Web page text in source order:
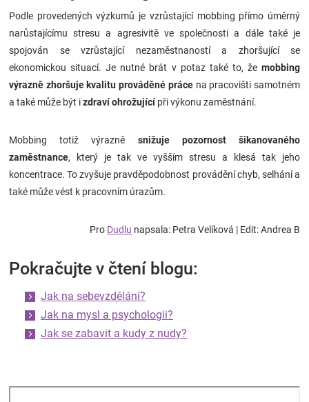
Podle provedených výzkumů je vzrůstající mobbing přímo úměrný
narůstajícímu stresu a agresivitě ve společnosti a dále také je
spojován se vzrůstající nezaměstnaností a zhoršující se
ekonomickou situací. Je nutné brát v potaz také to, že mobbing
výrazně zhoršuje kvalitu prováděné prácena pracovišti samotném
a také může být izdraví ohrožujícípři výkonu zaměstnání.
Mobbing totiž výrazně snižuje pozornost šikanovaného
zaměstnance, který je tak ve vyšším stresu a klesá tak jeho
koncentrace. To zvyšuje pravděpodobnost provádění chyb, selhání a
také může vést k pracovním úrazům.
Pro Dudlu napsala: Petra Velíková | Edit: Andrea B
Pokračujte v čtení blogu:
Jak na sebevzdělání?
Jak na mysl a psychologii?
Jak se zabavit a kudy z nudy?